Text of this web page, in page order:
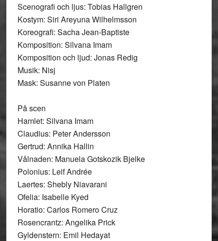
Scenografi och ljus: Tobias Hallgren
Kostym: Siri Areyuna Wilhelmsson
Koreografi: Sacha Jean-Baptiste
Komposition: Silvana Imam
Komposition och ljud: Jonas Redig
Musik: Nisj
Mask: Susanne von Platen
På scen
Hamlet: Silvana Imam
Claudius: Peter Andersson
Gertrud: Annika Hallin
Vålnaden: Manuela Gotskozik Bjelke
Polonius: Leif Andrée
Laertes: Shebly Niavarani
Ofelia: Isabelle Kyed
Horatio: Carlos Romero Cruz
Rosencrantz: Angelika Prick
Gyldenstern: Emil Hedayat